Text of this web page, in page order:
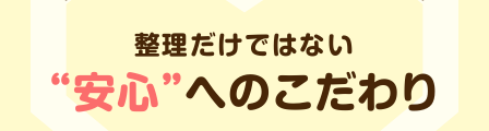
整理だけではない
“安心”へのこだわり